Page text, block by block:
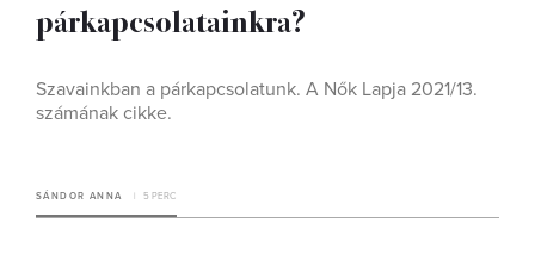
párkapcsolatainkra?
Szavainkban a párkapcsolatunk. A Nők Lapja 2021/13.
számának cikke.
SÁNDOR ANNA 5 PERC